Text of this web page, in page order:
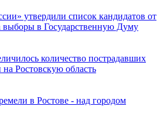
утвердили список кандидатов от
выборы в Государственную Думу
количество пострадавших
на Ростовскую область
в Ростове - над городом